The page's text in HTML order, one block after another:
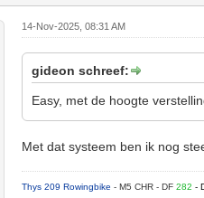
14-Nov-2025, 08:31 AM
gideon schreef:
Easy, met de hoogte
Met dat systeem ben ik nog
Thys 209 Rowingbike- M5 CHR - DF282-